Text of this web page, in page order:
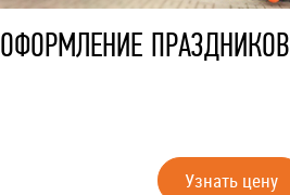
ОФОРМЛЕНИЕ ПРАЗДНИКОВ
Узнать цену